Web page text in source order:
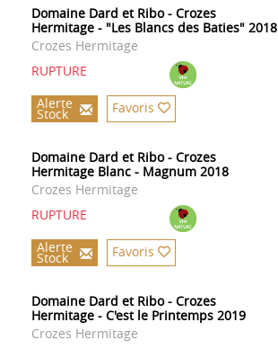
Domaine Dard et Ribo - Crozes
Hermitage - "Les Blancs des Baties" 2018
Crozes Hermitage
RUPTURE
Alerte
Stock Favoris
Domaine Dard et Ribo - Crozes
Hermitage Blanc - Magnum 2018
Crozes Hermitage
RUPTURE
Alerte
Stock Favoris
Domaine Dard et Ribo - Crozes
Hermitage - C'est le Printemps 2019
Crozes Hermitage